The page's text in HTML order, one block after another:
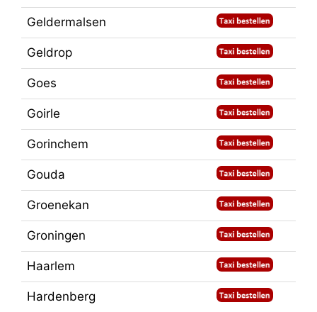
Geldermalsen
Geldrop
Goes
Goirle
Gorinchem
Gouda
Groenekan
Groningen
Haarlem
Hardenberg